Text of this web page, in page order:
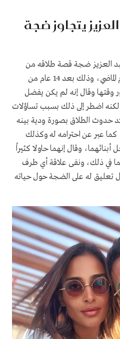
يتجاوز ضجة
العزيز ضجة قصة طلاقه من
في نهاية العام الماضي، وذلك بعد 14 عام من
وقتها وقال إنه لم يكن يفضل
اضطر إلى ذلك بسبب تساؤلات
حدوث الطلاق بصورة ودية بينه
كما عبر عن احترامه له وكذلك
وقال إنهما حاولا كثيراً
في ذلك، ونفى علاقة أي طرف
تعليق له على الضجة حول حياته